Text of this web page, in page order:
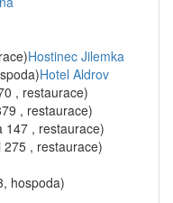
Hostinec Jilemka
Hotel Aldrov
, restaurace)
, restaurace)
147 , restaurace)
275 , restaurace)
hospoda)